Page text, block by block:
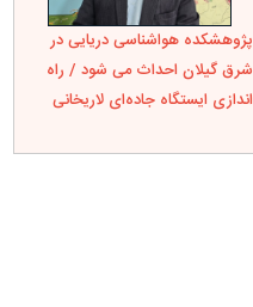
پژوهشکده هواشناسی دریایی در
شرق گیلان احداث می شود / راه
اندازی ایستگاه جاده‌ای لاریخانی